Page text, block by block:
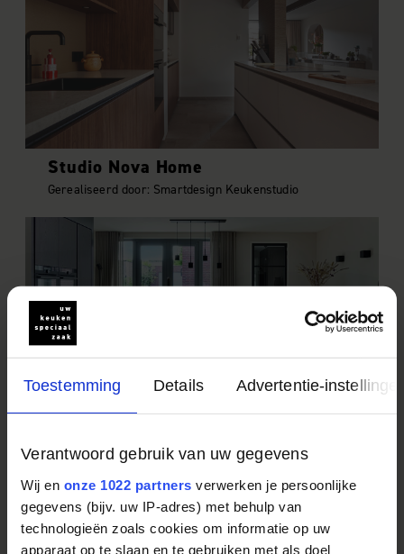
Toestemming Details Advertentie-
Verantwoord gebruik van uw gegevens
Wij en onze 1022 partners verwerken je persoonlijke
gegevens (bijv. uw IP-adres) met behulp van
technologieën zoals cookies om informatie op uw
apparaat op te slaan en te gebruiken met als doel
Studio Nova Home
Gerealiseerd door: Smartdesign Keukenstudio
Timber Luxe Studio